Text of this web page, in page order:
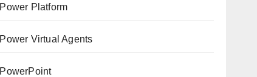
Power Platform
Power Virtual Agents
PowerPoint